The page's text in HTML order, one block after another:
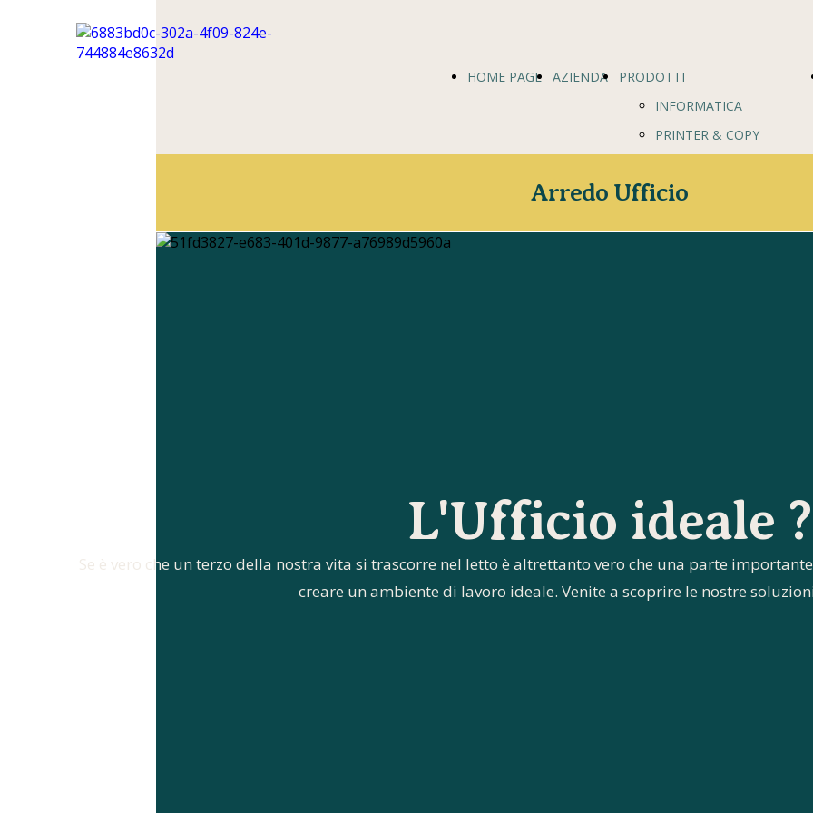
HOME PAGE AZIENDA
PRODOTTI
INFORMATICA
PRINTER & COPY
REGISTRATORI DI CASSA
Arredo Ufficio
L'Ufficio ideale ?
Se è vero che un terzo della nostra vita si trascorre nel letto è altrettanto vero che una parte
creare un ambiente di lavoro ideale. Venite a scoprire le nostre